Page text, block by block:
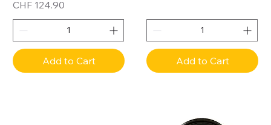
Price
CHF 124.90
Add to Cart Add to Cart